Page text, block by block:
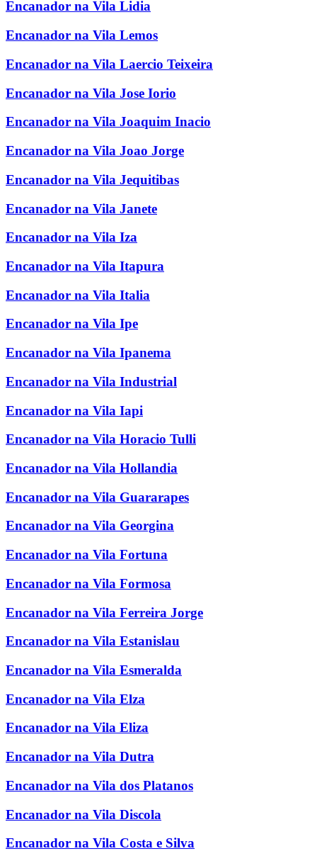
Encanador na Vila Lidia
Encanador na Vila Lemos
Encanador na Vila Laercio Teixeira
Encanador na Vila Jose Iorio
Encanador na Vila Joaquim Inacio
Encanador na Vila Joao Jorge
Encanador na Vila Jequitibas
Encanador na Vila Janete
Encanador na Vila Iza
Encanador na Vila Itapura
Encanador na Vila Italia
Encanador na Vila Ipe
Encanador na Vila Ipanema
Encanador na Vila Industrial
Encanador na Vila Iapi
Encanador na Vila Horacio Tulli
Encanador na Vila Hollandia
Encanador na Vila Guararapes
Encanador na Vila Georgina
Encanador na Vila Fortuna
Encanador na Vila Formosa
Encanador na Vila Ferreira Jorge
Encanador na Vila Estanislau
Encanador na Vila Esmeralda
Encanador na Vila Elza
Encanador na Vila Eliza
Encanador na Vila Dutra
Encanador na Vila dos Platanos
Encanador na Vila Discola
Encanador na Vila Costa e Silva